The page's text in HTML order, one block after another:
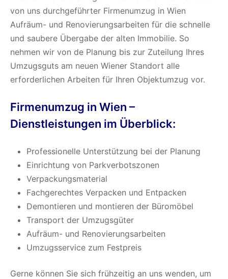
von uns durchgeführter Firmenumzug in Wien
Aufräum- und Renovierungsarbeiten für die schnelle
und saubere Übergabe der alten Immobilie. So
nehmen wir von de Planung bis zur Zuteilung Ihres
Umzugsguts am neuen Wiener Standort alle
erforderlichen Arbeiten für Ihren Objektumzug vor.
Firmenumzug in Wien –
Dienstleistungen im Überblick:
Professionelle Unterstützung bei der Planung
Einrichtung von Parkverbotszonen
Verpackungsmaterial
Fachgerechtes Verpacken und Entpacken
Demontieren und montieren der Büromöbel
Transport der Umzugsgüter
Aufräum- und Renovierungsarbeiten
Umzugsservice zum Festpreis
Gerne können Sie sich frühzeitig an uns wenden, um